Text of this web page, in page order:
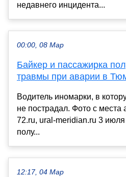
недавнего инцидента...
00:00, 08 Мар
Байкер и пассажирка
травмы при аварии в
Водитель иномарки, в
не пострадал. Фото с места
72.ru, ural-meridian.ru 3
полу...
12:17, 04 Мар